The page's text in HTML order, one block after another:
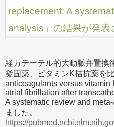
replacement: A
analysis」の結果が発表
経カテーテル的大動脈弁置換
凝固薬、ビタミンK拮抗薬を
anticoagulants versus vitamin
atrial fibrillation after
A systematic review and
ました。
https://